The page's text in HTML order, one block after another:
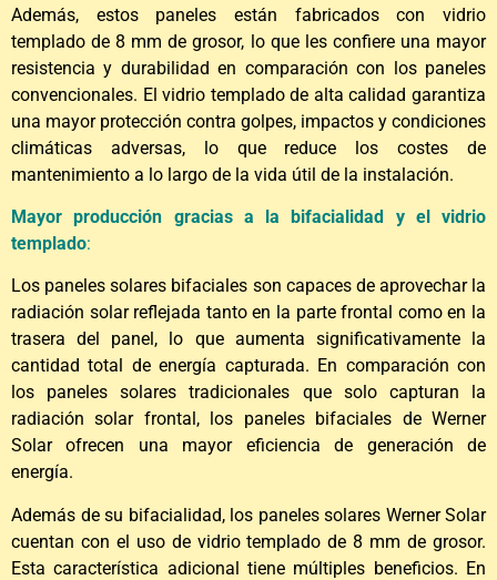
Además, estos paneles están fabricados con vidrio
templado de 8 mm de grosor, lo que les confiere una mayor
resistencia y durabilidad en comparación con los paneles
convencionales. El vidrio templado de alta calidad garantiza
una mayor protección contra golpes, impactos y condiciones
climáticas adversas, lo que reduce los costes de
mantenimiento a lo largo de la vida útil de la instalación.
Mayor producción gracias a la bifacialidad y el vidrio
templado:
Los paneles solares bifaciales son capaces de aprovechar la
radiación solar reflejada tanto en la parte frontal como en la
trasera del panel, lo que aumenta significativamente la
cantidad total de energía capturada. En comparación con
los paneles solares tradicionales que solo capturan la
radiación solar frontal, los paneles bifaciales de Werner
Solar ofrecen una mayor eficiencia de generación de
energía.
Además de su bifacialidad, los paneles solares Werner Solar
cuentan con el uso de vidrio templado de 8 mm de grosor.
Esta característica adicional tiene múltiples beneficios. En